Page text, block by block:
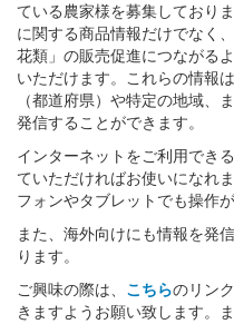
ている農家様を募集しており
に関する商品情報だけでなく
花類」の販売促進につながる
いただけます。これらの情報
（都道府県）や特定の地域、
発信することができます。
インターネットをご利用でき
ていただければお使いになれ
フォンやタブレットでも操作が
また、海外向けにも情報を発
ります。
ご興味の際は、 こちらのリン
きますようお願い致します。